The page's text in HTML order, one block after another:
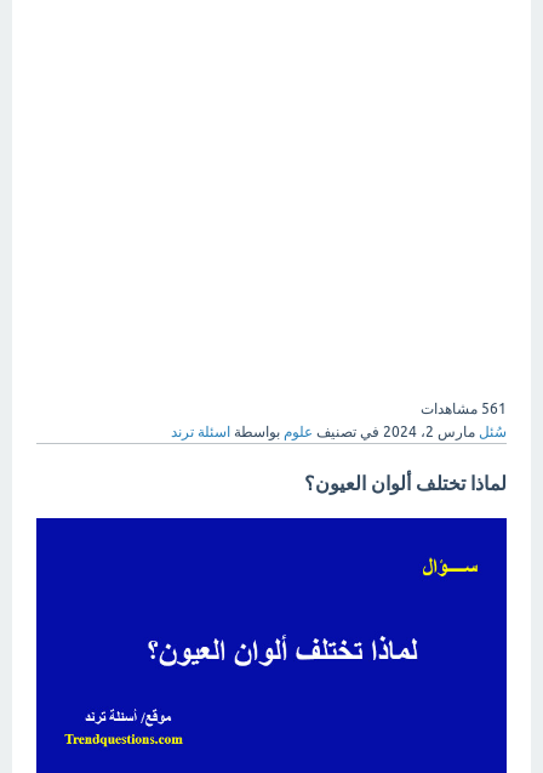
561 مشاهدات
سُئل مارس 2، 2024 في تصنيف علوم بواسطة اسئلة ترند
لماذا تختلف ألوان العيون؟